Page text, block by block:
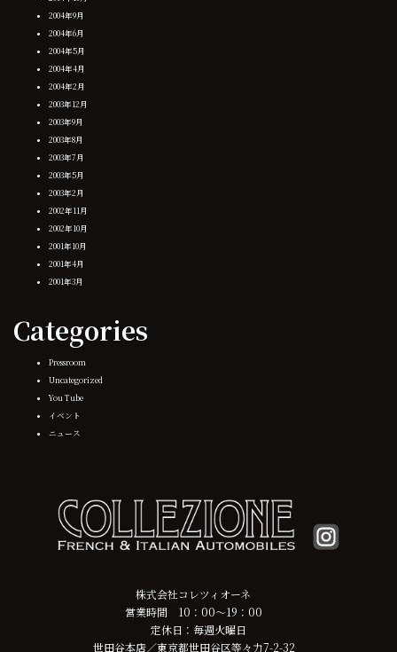
2004年9月
2004年6月
2004年5月
2004年4月
2004年2月
2003年12月
2003年9月
2003年8月
2003年7月
2003年5月
2003年2月
2002年11月
2002年10月
2001年10月
2001年4月
2001年3月
Categories
Pressroom
Uncategorized
You Tube
イベント
ニュース
株式会社コレツィオーネ
営業時間 10：00～19：00
定休日：毎週火曜日
世田谷本店／東京都世田谷区等々力7-2-32